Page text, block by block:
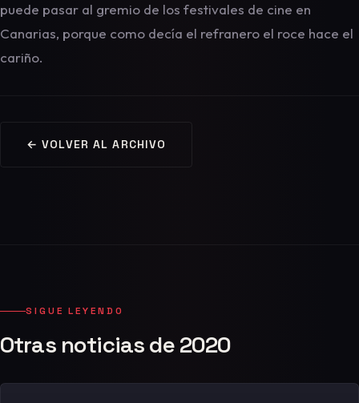
puede pasar al gremio de los festivales de cine en
Canarias, porque como decía el refranero el roce hace el
cariño.
← VOLVER AL ARCHIVO
SIGUE LEYENDO
Otras noticias de 2020